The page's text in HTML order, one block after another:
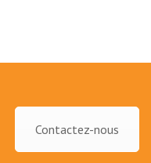
Contactez-nous